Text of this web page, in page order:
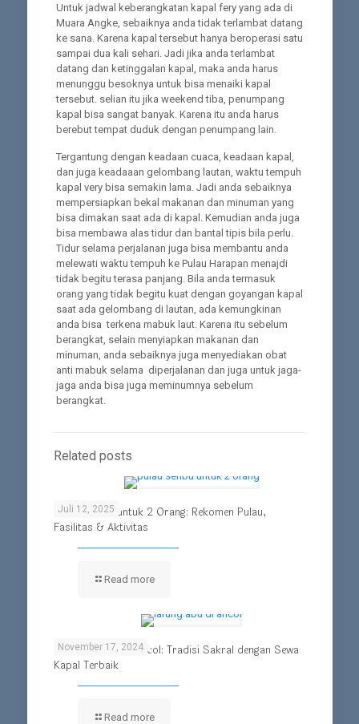
Untuk jadwal keberangkatan kapal fery yang ada di
Muara Angke, sebaiknya anda tidak terlambat datang
ke sana. Karena kapal tersebut hanya beroperasi satu
sampai dua kali sehari. Jadi jika anda terlambat
datang dan ketinggalan kapal, maka anda harus
menunggu besoknya untuk bisa menaiki kapal
tersebut. selian itu jika weekend tiba, penumpang
kapal bisa sangat banyak. Karena itu anda harus
berebut tempat duduk dengan penumpang lain.
Tergantung dengan keadaan cuaca, keadaan kapal,
dan juga keadaaan gelombang lautan, waktu tempuh
kapal very bisa semakin lama. Jadi anda sebaiknya
mempersiapkan bekal makanan dan minuman yang
bisa dimakan saat ada di kapal. Kemudian anda juga
bisa membawa alas tidur dan bantal tipis bila perlu.
Tidur selama perjalanan juga bisa membantu anda
melewati waktu tempuh ke Pulau Harapan menajdi
tidak begitu terasa panjang. Bila anda termasuk
orang yang tidak begitu kuat dengan goyangan kapal
saat ada gelombang di lautan, ada kemungkinan
anda bisa terkena mabuk laut. Karena itu sebelum
berangkat, selain menyiapkan makanan dan
minuman, anda sebaiknya juga menyediakan obat
anti mabuk selama diperjalanan dan juga untuk jaga-
jaga anda bisa juga meminumnya sebelum
berangkat.
Related posts
Juli 12, 2025
Pulau Seribu untuk 2 Orang: Rekomen Pulau,
Fasilitas & Aktivitas
Read more
November 17, 2024
Larungan Abu di Ancol: Tradisi Sakral dengan Sewa
Kapal Terbaik
Read more